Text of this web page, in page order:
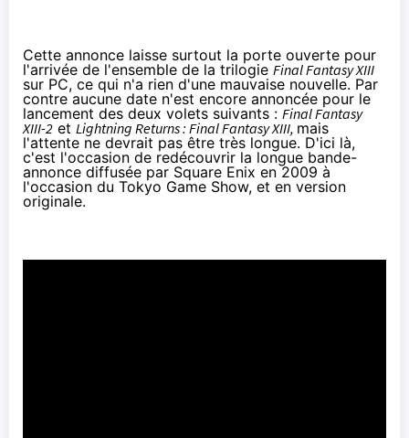
Cette annonce laisse surtout la porte ouverte pour
l'arrivée de l'ensemble de la trilogie Final Fantasy XIII
sur PC, ce qui n'a rien d'une mauvaise nouvelle. Par
contre aucune date n'est encore annoncée pour le
lancement des deux volets suivants : Final Fantasy
XIII-2 et Lightning Returns : Final Fantasy XIII, mais
l'attente ne devrait pas être très longue. D'ici là,
c'est l'occasion de redécouvrir la longue bande-
annonce diffusée par Square Enix en 2009 à
l'occasion du Tokyo Game Show, et en version
originale.